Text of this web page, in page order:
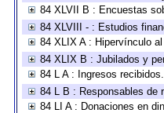
84 XLVII B : Encuestas
84 XLVIII - : Estudios
84 XLIX A : Hipervínculo
84 XLIX B : Jubilados y
84 L A : Ingresos recibidos.
84 L B : Responsables de
84 LI A : Donaciones en